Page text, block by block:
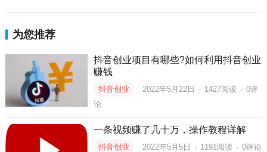
为您推荐
抖音创业项目有哪些?如何利用抖音创业
赚钱
抖音创业 2022年5月22日 · 1427阅读 · 0评
论
一条视频赚了几十万，操作教程详解
抖音创业 2022年5月5日 · 1191 阅读 · 0评论